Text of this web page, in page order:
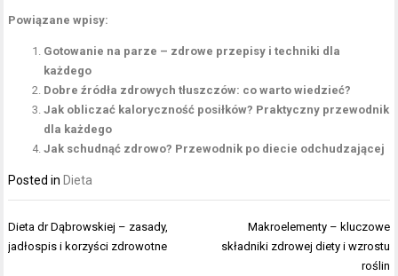
Powiązane wpisy:
Gotowanie na parze – zdrowe przepisy i techniki dla
każdego
Dobre źródła zdrowych tłuszczów: co warto wiedzieć?
Jak obliczać kaloryczność posiłków? Praktyczny przewodnik
dla każdego
Jak schudnąć zdrowo? Przewodnik po diecie odchudzającej
Posted in Dieta
Nawigacja
wpisu
Dieta dr Dąbrowskiej – zasady,
jadłospis i korzyści zdrowotne
Makroelementy – kluczowe
składniki zdrowej diety i wzrostu
roślin